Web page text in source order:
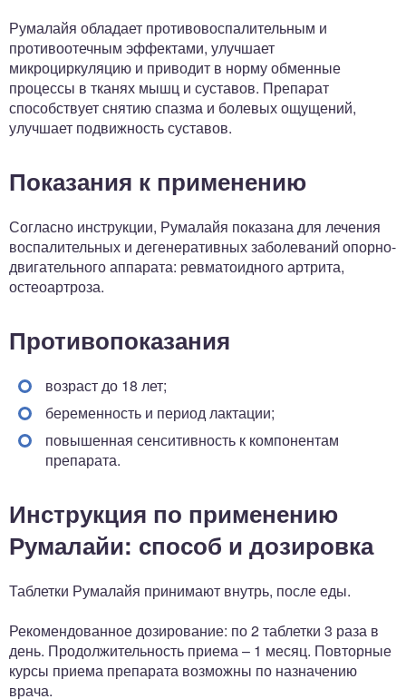
Румалайя обладает противовоспалительным и
противоотечным эффектами, улучшает
микроциркуляцию и приводит в норму обменные
процессы в тканях мышц и суставов. Препарат
способствует снятию спазма и болевых ощущений,
улучшает подвижность суставов.
Показания к применению
Согласно инструкции, Румалайя показана для лечения
воспалительных и дегенеративных заболеваний опорно-
двигательного аппарата: ревматоидного артрита,
остеоартроза.
Противопоказания
возраст до 18 лет;
беременность и период лактации;
повышенная сенситивность к компонентам
препарата.
Инструкция по применению
Румалайи: способ и дозировка
Таблетки Румалайя принимают внутрь, после еды.
Рекомендованное дозирование: по 2 таблетки 3 раза в
день. Продолжительность приема – 1 месяц. Повторные
курсы приема препарата возможны по назначению
врача.